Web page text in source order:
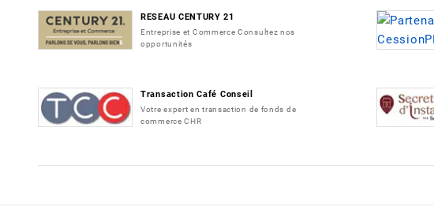
RESEAU CENTURY 21
Entreprise et Commerce Consultez nos
opportunités
Transaction Café Conseil
Votre expert en transaction de fonds de
commerce CHR